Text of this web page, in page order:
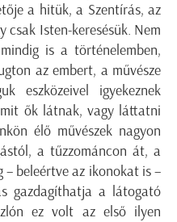
a hitük, a Szentírás, az
csak Isten-keresésük. Nem
is a történelemben,
az embert, a művésze
eszközeivel igyekeznek
ők látnak, vagy láttatni
élő művészek nagyon
a tűzzománcon át, a
beleértve az ikonokat is –
gazdagíthatja a látogató
ez volt az első ilyen